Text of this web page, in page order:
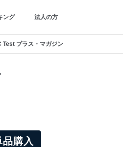
ング 法人の方
Test プラス・マガジン
品購入